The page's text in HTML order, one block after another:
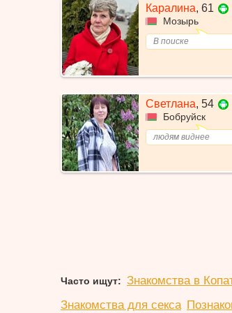
Каралина, 61
Мозырь
В поиске
Светлана, 54
Бобруйск
людям виднее
Часто ищут: Знакомства в
Знакомства для секса